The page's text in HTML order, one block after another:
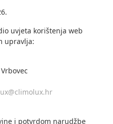
uvjeta korištenja web
upravlja:
i potvrdom narudžbe